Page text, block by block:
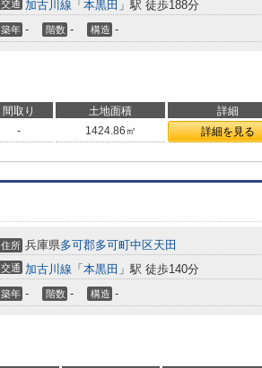
交通 加古川線 「 本黒田 」駅 徒歩188分
築年 - 階数 - 構造 -
間取り 土地面積 詳細
- 1424.86㎡ 詳細を見る
住所 兵庫県多可郡多可町中区天田
交通 加古川線 「 本黒田 」駅 徒歩140分
築年 - 階数 - 構造 -